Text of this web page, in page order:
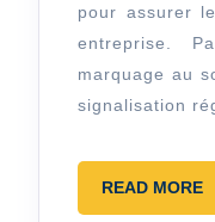
pour assurer
entreprise.
marquage au
signalisation
READ MORE